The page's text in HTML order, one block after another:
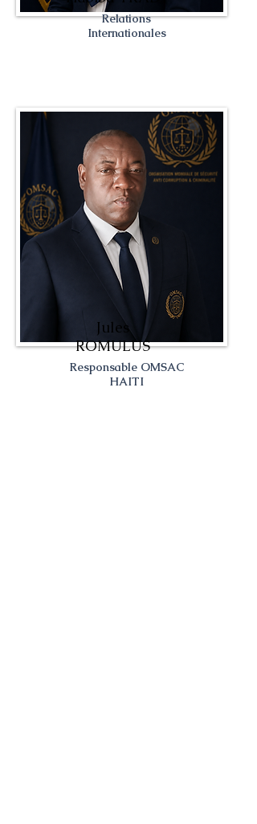
Relations
Internationales
Jules
ROMULUS
Responsable OMSAC
HAITI